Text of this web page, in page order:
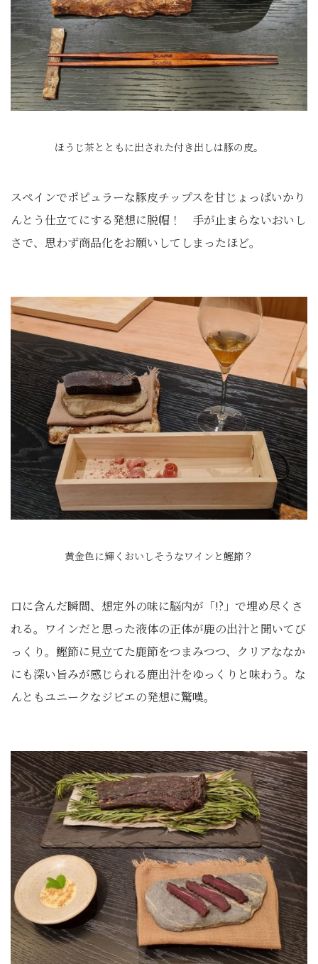
ほうじ茶とともに出された付き出しは豚の皮。
スペインでポピュラーな豚皮チップスを甘じょっぱいかり
んとう仕立てにする発想に脱帽！ 手が止まらないおいし
さで、思わず商品化をお願いしてしまったほど。
黄金色に輝くおいしそうなワインと鰹節？
口に含んだ瞬間、想定外の味に脳内が「!?」で埋め尽くさ
れる。ワインだと思った液体の正体が鹿の出汁と聞いてび
っくり。鰹節に見立てた鹿節をつまみつつ、クリアななか
にも深い旨みが感じられる鹿出汁をゆっくりと味わう。な
んともユニークなジビエの発想に驚嘆。